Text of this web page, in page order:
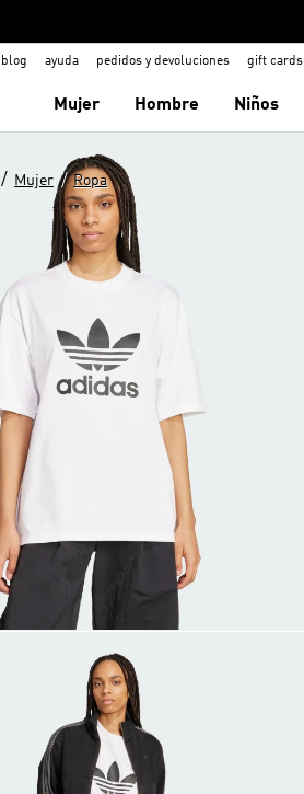
blog ayuda pedidos y devoluciones gift cards
Mujer Hombre Niños
/ Mujer / Ropa